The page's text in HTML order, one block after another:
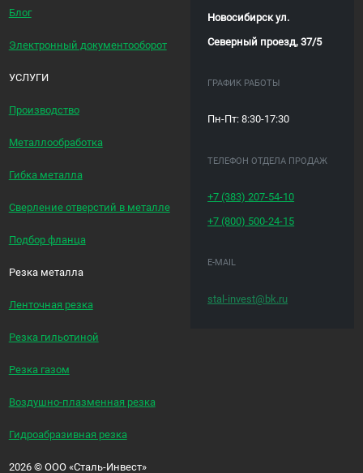
Блог
Электронный документооборот
УСЛУГИ
Производство
Металлообработка
Гибка металла
Сверление отверстий в металле
Подбор фланца
Резка металла
Ленточная резка
Резка гильотиной
Резка газом
Воздушно-плазменная резка
Гидроабразивная резка
Новосибирск ул.
Северный проезд, 37/5
ГРАФИК РАБОТЫ
Пн-Пт: 8:30-17:30
ТЕЛЕФОН ОТДЕЛА ПРОДАЖ
+7 (383)207-54-10
+7 (800) 500-24-15
E-MAIL
stal-invest@bk.ru
2026 ©ООО «Сталь-Инвест»